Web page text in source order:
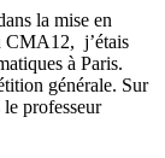
la mise en
CMA12, j’étais
à Paris.
générale. Sur
professeur